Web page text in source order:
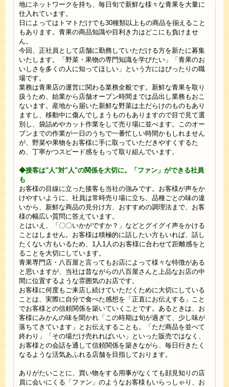
地にネットワークを持ち、毎日旬で新鮮な様々な青果を大量に
仕入れています。
日によってはトマトだけでも30種類以上もの商品を揃えること
もあります。青果の商品知識や目利き力はどこにも負けませ
ん。
今回、正社員として店舗に勤務していただける方を新たに募集
いたします。「野菜・果物の専門知識を学びたい」「青果のお
いしさを多くの人に知ってほしい」という方にはぴったりの職
場です。
業務は青果店の運営に関わる業務全般です。新鮮な青果を取り
扱うため、始業から店舗オープン時間までは品出し業務もおこ
ないます。産地から届いた新鮮な野菜は土だらけのものもあり
ますし、移動中に傷んでしまうものもありますので目で見て選
別し、袋詰めやカット作業をして売り場に並べます。このオー
プンまでの作業が一日のうちで一番忙しい時間かもしれません
が、野菜や果物をお客様に手に取っていただきやすくするた
め、丁寧かつスピード感をもって取り組んでいます。
◆接客は"人"対"人"の関係を大切に。「ファン」ができる社員
も
お客様の目線に立った接客も当社の強みです。お客様が声をか
けやすいように、社員は常時売り場に立ち、品種ごとの味の違
いから、新鮮な商品の見分け方、おすすめの調理法まで、お客
様の幅広い質問に答えています。
とはいえ、「〇〇いかがですか？」などとグイグイ声をかける
ことはしません。お客様は積極的に話したい方もいれば、話し
たくない方もいるため、1人1人のお客様に合わせて距離感をと
ることを大切にしています。
青果専門店・八百屋と言ってもお店によって様々な特徴がある
と思いますが、当社は昔ながらの八百屋さんと上品なお店の中
間に位置するような雰囲気のお店です。
お客様に何度もご来店し続けていただくために大切にしている
ことは、実際に自分で食べた感想を「正直にお伝えする」こと
でお客様との信頼関係を築いていくことです。あるときは、お
客様にみかんの味を聞かれ「この時期は旬が過ぎて、少し味が
落ちてきています」とお伝えすることも。「ただ商品を並べて
終わり」「その場だけ売れればいい」といった販売ではなく、
お客様との会話を通して信頼関係を築きながら、毎日行きたく
なるような活気あふれる店舗を目指しております。
ありがたいことに、買い物をする用事がなくても顔見知りの店
員に会いにくる「ファン」のようなお客様もいらっしゃり、お